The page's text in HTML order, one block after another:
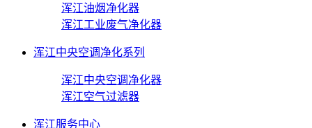
浑江油烟净化器
浑江工业废气净化器
浑江中央空调净化系列
浑江中央空调净化器
浑江空气过滤器
浑江服务中心